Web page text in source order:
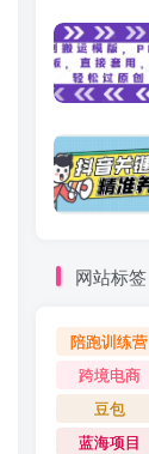
网站标签
陪跑训练营
跨境电商
豆包
蓝海项目